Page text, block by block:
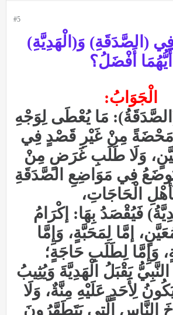
#5
(الصَّدَقَةِ) وَ(الْهَدِيَّةِ)
أَيُّهُمَا أَفْضَلُ؟
الْجَوَابُ:
(الصَّدَقَةُ): مَا يُعْطَى لِوَجْهِ
مَحْضَةً مِنْ غَيْرِ قَصْدٍ فِي
وَلَا طَلَبِ غَرَضٍ مِنْ
فِي مَوَاضِعِ الصَّدَقَةِ
الْحَاجَاتِ،
فَيُقْصَدُ بِهَا: إكْرَامُ
إمَّا لِمَحَبَّةٍ، وَإِمَّا
وَإِمَّا لِطَلَبِ حَاجَةٍ؛
يَقْبَلُ الْهَدِيَّةَ وَيُثِيبُ
لِأَحَدٍ عَلَيْهِ مِنَّةٌ، وَلَا
النَّاسِ الَّتِي يَتَطَهَّرُونَ